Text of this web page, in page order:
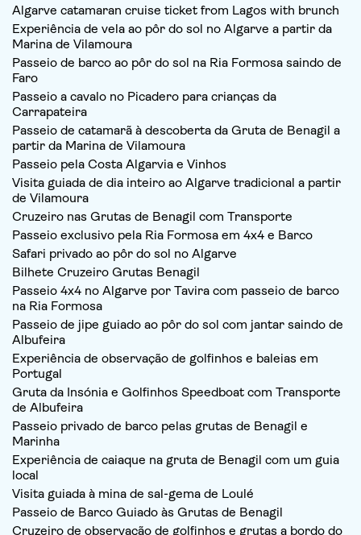
Algarve catamaran cruise ticket from Lagos with brunch
Experiência de vela ao pôr do sol no Algarve a partir da
Marina de Vilamoura
Passeio de barco ao pôr do sol na Ria Formosa saindo de
Faro
Passeio a cavalo no Picadero para crianças da
Carrapateira
Passeio de catamarã à descoberta da Gruta de Benagil a
partir da Marina de Vilamoura
Passeio pela Costa Algarvia e Vinhos
Visita guiada de dia inteiro ao Algarve tradicional a partir
de Vilamoura
Cruzeiro nas Grutas de Benagil com Transporte
Passeio exclusivo pela Ria Formosa em 4x4 e Barco
Safari privado ao pôr do sol no Algarve
Bilhete Cruzeiro Grutas Benagil
Passeio 4x4 no Algarve por Tavira com passeio de barco
na Ria Formosa
Passeio de jipe guiado ao pôr do sol com jantar saindo de
Albufeira
Experiência de observação de golfinhos e baleias em
Portugal
Gruta da Insónia e Golfinhos Speedboat com Transporte
de Albufeira
Passeio privado de barco pelas grutas de Benagil e
Marinha
Experiência de caiaque na gruta de Benagil com um guia
local
Visita guiada à mina de sal-gema de Loulé
Passeio de Barco Guiado às Grutas de Benagil
Cruzeiro de observação de golfinhos e grutas a bordo do